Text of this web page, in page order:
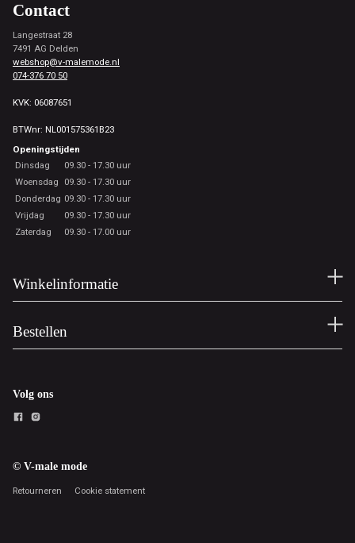
Contact
Langestraat 28
7491 AG Delden
webshop@v-malemode.nl
074-376 70 50
KVK: 06087651
BTWnr: NL001575361B23
Openingstijden
Dinsdag
09.30 - 17.30 uur
Woensdag
09.30 - 17.30 uur
Donderdag 09.30 - 17.30 uur
Vrijdag
09.30 - 17.30 uur
Zaterdag
09.30 - 17.00 uur
Winkelinformatie
Bestellen
Volg ons
© V-male mode
Retourneren Cookie statement